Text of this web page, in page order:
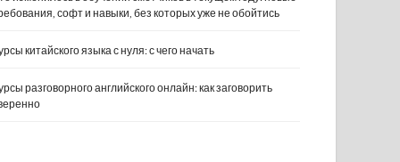
софт и навыки, без которых уже не обойтись
китайского языка с нуля: с чего начать
разговорного английского онлайн: как заговорить